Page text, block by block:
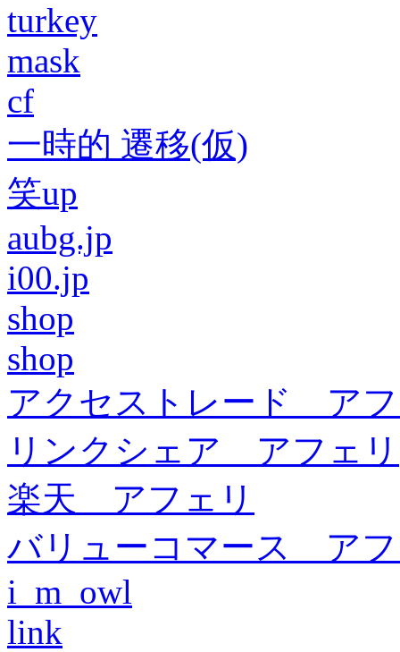
turkey
mask
cf
一時的 遷移(仮)
笑up
aubg.jp
i00.jp
shop
shop
アクセストレード ア
リンクシェア アフェリ
楽天 アフェリ
バリューコマース ア
i_m_owl
link